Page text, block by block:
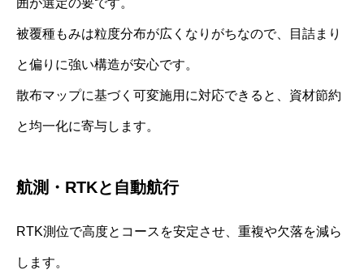
被覆種もみは粒度分布が広くなりがちなので、目詰まり
と偏りに強い構造が安心です。
散布マップに基づく可変施用に対応できると、資材節約
と均一化に寄与します。
航測・RTKと自動航行
RTK測位で高度とコースを安定させ、重複や欠落を減ら
します。